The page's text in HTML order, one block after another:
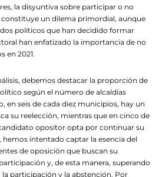
la disyuntiva sobre participar o no
un dilema primordial, aunque
políticos que han decidido formar
han enfatizado la importancia de no
en 2021.
debemos destacar la proporción de
según el número de alcaldías
en seis de cada diez municipios, hay un
su reelección, mientras que en cinco de
opositor opta por continuar su
intentado captar la esencia del
de oposición que buscan su
y, de esta manera, superando
participación y la abstención. Por